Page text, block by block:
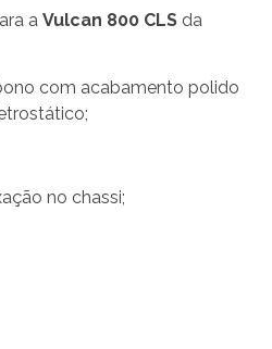
a Vulcan 800 CLS da
com acabamento polido
no chassi;